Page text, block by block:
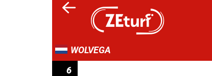
WOLVEGA
6